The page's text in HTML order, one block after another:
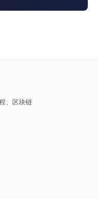
、区块链